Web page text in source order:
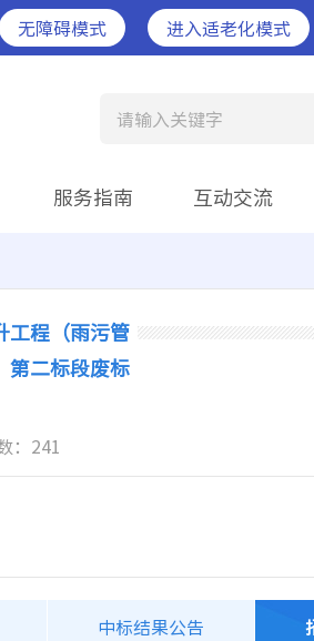
无障碍模式 进入适老化模式
请输入关键字
服务指南 互动交流
工程（雨污管
第二标段废标
241
中标结果公告